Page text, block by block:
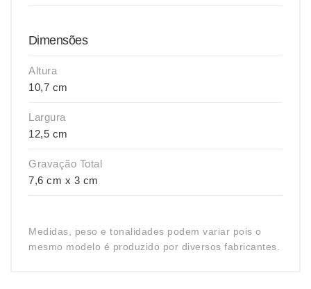
Dimensões
Altura
10,7 cm
Largura
12,5 cm
Gravação Total
7,6 cm x 3 cm
Medidas, peso e tonalidades podem variar pois o
mesmo modelo é produzido por diversos fabricantes.